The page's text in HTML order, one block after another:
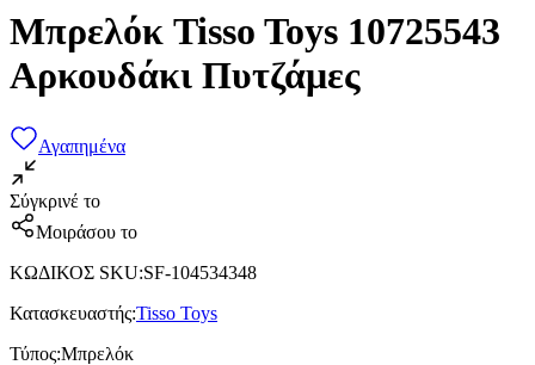
Μπρελόκ Tisso Toys 10725543
Αρκουδάκι Πυτζάμες
Αγαπημένα
Σύγκρινέ το
Μοιράσου το
ΚΩΔΙΚΟΣ SKU:SF-104534348
Κατασκευαστής:Tisso Toys
Τύπος:Μπρελόκ